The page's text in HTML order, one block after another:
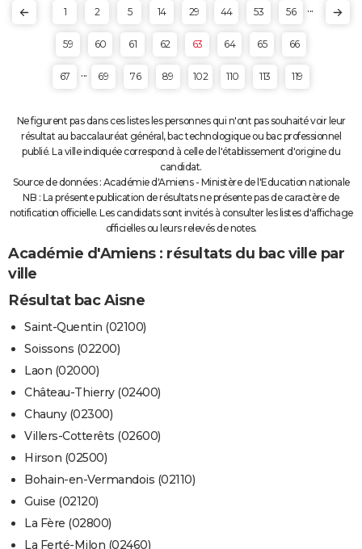
1 2 5 14 29 44 53 56 ...
59 60 61 62 63 64 65 66
67 ... 69 76 89 102 110 113 119
Ne figurent pas dans ces listes les personnes qui n'ont pas souhaité voir leur
résultat au baccalauréat général, bac technologique ou bac professionnel
publié. La ville indiquée correspond à celle de l'établissement d'origine du
candidat.
Source de données : Académie d'Amiens - Ministère de l'Education nationale
NB : La présente publication de résultats ne présente pas de caractère de
notification officielle. Les candidats sont invités à consulter les listes d'affichage
officielles ou leurs relevés de notes.
Académie d'Amiens : résultats du bac ville par
ville
Résultat bac Aisne
Saint-Quentin (02100)
Soissons (02200)
Laon (02000)
Château-Thierry (02400)
Chauny (02300)
Villers-Cotterêts (02600)
Hirson (02500)
Bohain-en-Vermandois (02110)
Guise (02120)
La Fère (02800)
La Ferté-Milon (02460)